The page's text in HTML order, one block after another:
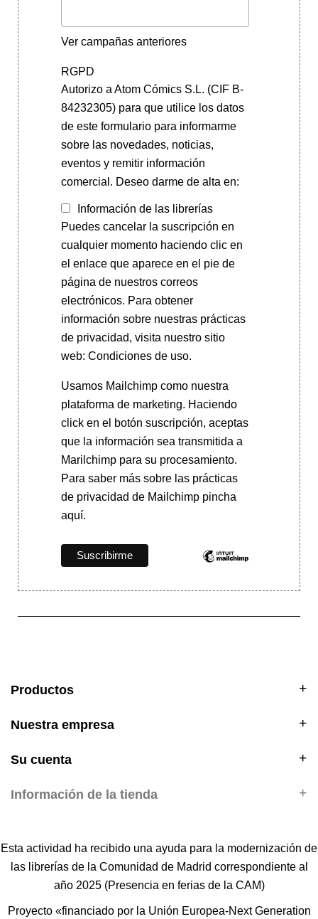
Ver campañas anteriores
RGPD
Autorizo a Atom Cómics S.L. (CIF B-
84232305) para que utilice los datos
de este formulario para informarme
sobre las novedades, noticias,
eventos y remitir información
comercial. Deseo darme de alta en:
Información de las librerías
Puedes cancelar la suscripción en
cualquier momento haciendo clic en
el enlace que aparece en el pie de
página de nuestros correos
electrónicos. Para obtener
información sobre nuestras prácticas
de privacidad, visita nuestro sitio
web: Condiciones de uso.
Usamos Mailchimp como nuestra
plataforma de marketing. Haciendo
click en el botón suscripción, aceptas
que la información sea transmitida a
Marilchimp para su procesamiento.
Para saber mássobre las prácticas
de privacidad de Mailchimp pincha
aquí.
Productos
Nuestra empresa
Su cuenta
Información de la tienda
Esta actividad ha recibido una ayuda para la modernización de
las librerías de la Comunidad de Madrid correspondiente al
año 2025 (Presencia en ferias de la CAM)
Proyecto «financiado por la Unión Europea-Next Generation